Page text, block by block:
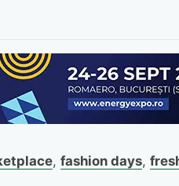
, fashion days,